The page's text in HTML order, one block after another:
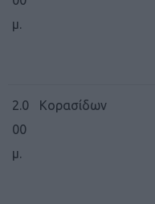
μ.
2.0
00
μ.
Κορασίδων